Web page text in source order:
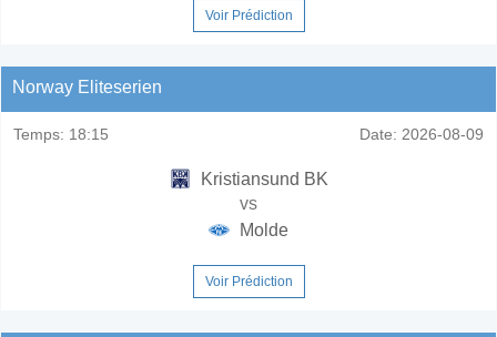
Voir Prédiction
Norway Eliteserien
Temps: 18:15 Date: 2026-08-09
Kristiansund BK
vs
Molde
Voir Prédiction